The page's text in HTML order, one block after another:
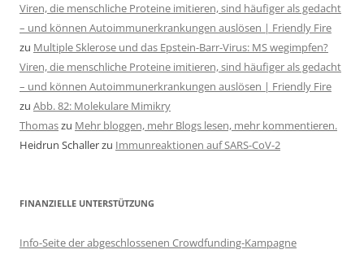
Viren, die menschliche Proteine imitieren, sind häufiger als gedacht
– und können Autoimmunerkrankungen auslösen | Friendly Fire
zu Multiple Sklerose und das Epstein-Barr-Virus: MS wegimpfen?
Viren, die menschliche Proteine imitieren, sind häufiger als gedacht
– und können Autoimmunerkrankungen auslösen | Friendly Fire
zu Abb. 82: Molekulare Mimikry
Thomaszu Mehr bloggen, mehr Blogs lesen, mehr kommentieren.
Heidrun Schallerzu Immunreaktionen auf SARS-CoV-2
FINANZIELLE UNTERSTÜTZUNG
Info-Seite der abgeschlossenen Crowdfunding-Kampagne